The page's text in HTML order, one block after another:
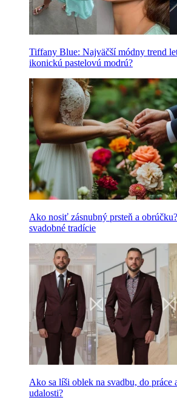
Tiffany Blue: Najväčší módny trend
ikonickú pastelovú modrú?
Ako nosiť zásnubný prsteň a
svadobné tradície
Ako sa líši oblek na svadbu, do práce
udalosti?